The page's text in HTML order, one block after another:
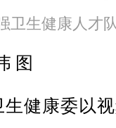
卫生健康人才
图
健康委以视